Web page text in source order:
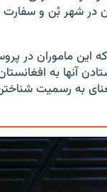
در شهر بُن و سفارت
این ماموران در
آنها به
به رسمیت